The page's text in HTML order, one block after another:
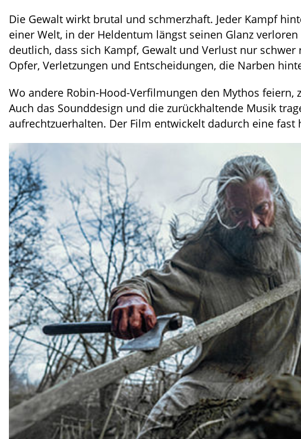
Die Gewalt wirkt brutal und schmerzhaft. Jeder Kampf
einer Welt, in der Heldentum längst seinen Glanz
deutlich, dass sich Kampf, Gewalt und Verlust nur
Opfer, Verletzungen und Entscheidungen, die Narben
Wo andere Robin-Hood-Verfilmungen den Mythos
Auch das Sounddesign und die zurückhaltende Musik
aufrechtzuerhalten. Der Film entwickelt dadurch eine fast